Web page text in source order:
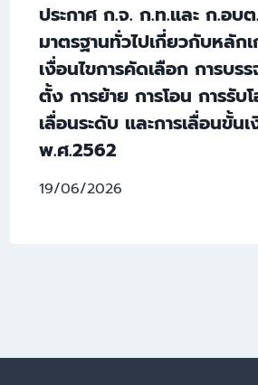
ประกาศ ก.จ. ก.ท.และ ก.อบ
มาตรฐานทั่วไปเกี่ยวกับหลัก
เงื่อนไขการคัดเลือก การบร
ตั้ง การย้าย การโอน การรับ
เลื่อนระดับ และการเลื่อนขั้น
พ.ศ.2562
19/06/2026